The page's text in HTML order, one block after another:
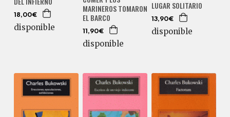
18,00€
disponible
MARINEROS TOMARON
EL BARCO
11,90€
disponible
LUGAR SOLITARIO
13,90€
disponible